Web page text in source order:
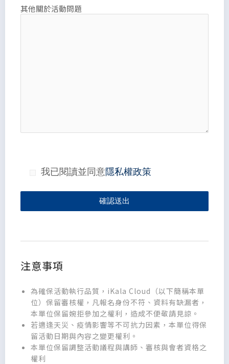
其他關於活動問題
我已閱讀並同意隱私權政策
確認送出
注意事項
為確保活動執行品質，iKala Cloud（以下簡稱本單
位）保留審核權，凡報名身份不符、資料有缺漏者，
本單位保留婉拒參加之權利，造成不便敬請見諒。
若適逢天災、疫情影響等不可抗力因素，本單位得保
留活動日期與內容之變更權利。
本單位保留調整活動議程與講師、審核與會者資格之
權利